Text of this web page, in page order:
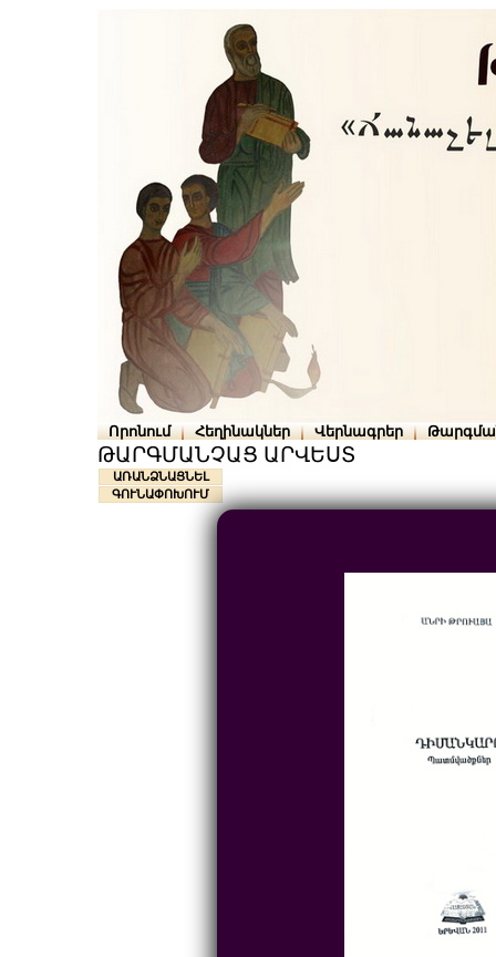
Որոնում Հեղինակներ Վերնագրեր
ԹԱՐԳՄԱՆՉԱՑ ԱՐՎԵՍՏ
ԱՌԱՆՁՆԱՑՆԵԼ
ԳՈՒՆԱՓՈԽՈՒՄ